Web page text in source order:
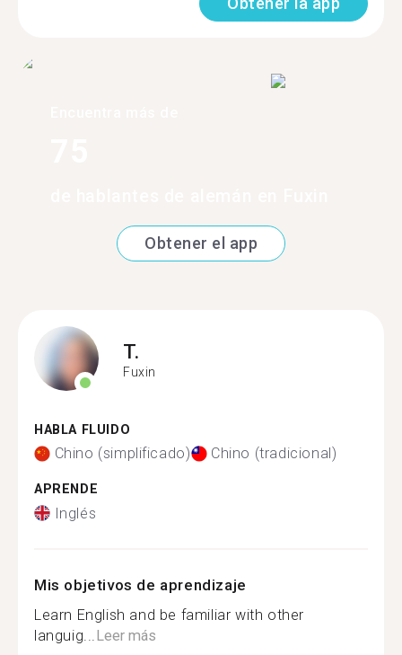
Obtener el app
T.
Fuxin
HABLA FLUIDO
Chino (simplificado) Chino (tradicional)
APRENDE
Inglés
Mis objetivos de aprendizaje
Learn English and be familiar with other
languig... Leer más